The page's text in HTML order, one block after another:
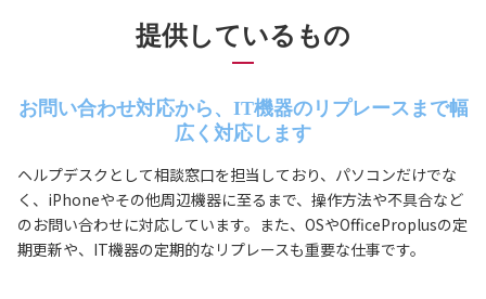
提供しているもの
お問い合わせ対応から、IT機器のリプレースまで幅
広く対応します
ヘルプデスクとして相談窓口を担当しており、パソコンだけでな
く、iPhoneやその他周辺機器に至るまで、操作方法や不具合など
のお問い合わせに対応しています。また、OSやOfficeProplusの定
期更新や、IT機器の定期的なリプレースも重要な仕事です。